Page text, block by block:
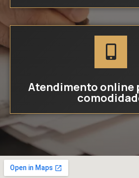
Atendimento online